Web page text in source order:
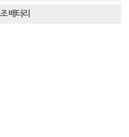
배터리